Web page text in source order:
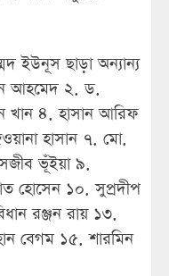
ইউনূস ছাড়া অন্যান্য
আহমেদ ২. ড.
৪. হাসান আরিফ
হাসান ৭. মো.
ভূঁইয়া ৯.
হোসেন ১০. সুপ্রদীপ
রঞ্জন রায় ১৩.
বেগম ১৫. শারমিন